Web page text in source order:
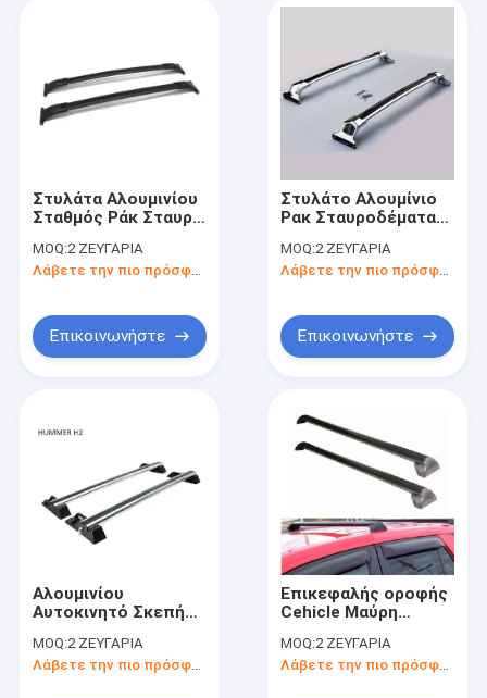
Στυλάτα Αλουμινίου
Σταθμός Ράκ Σταυρό
Chevrolet Equinox
GMC 2010-2016
MOQ:2 ΖΕΥΓΑΡΙΑ
Λάβετε την πιο πρόσφατη τιμή
Επικοινωνήστε
Στυλάτο Αλουμίνιο
Ρακ Σταυροδέματα
την Buick Envission
MOQ:2 ΖΕΥΓΑΡΙΑ
Επικοινωνήστε
Αλουμινίου
Αυτοκινητό Σκεπή
ράβδοι αυτοκίνητο
επάνω ράφι
MOQ:2 ΖΕΥΓΑΡΙΑ
Λάβετε την πιο πρόσφατη τιμή
Επικεφαλής οροφής
Cehicle Μαύρη
Cross Bars Για
Saturnvne 2002-2007
MOQ:2 ΖΕΥΓΑΡΙΑ